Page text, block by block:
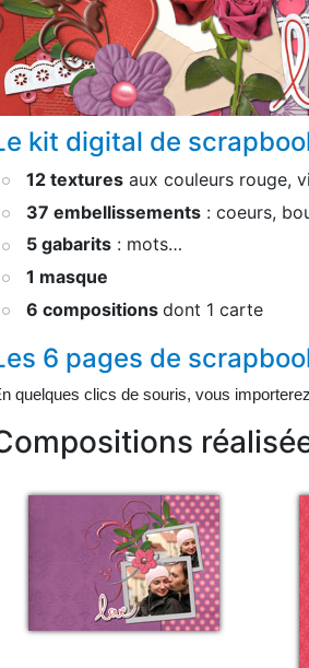
kit digital de
12 textures aux couleurs rouge,
37 embellissements : coeurs,
5 gabarits : mots…
1 masque
6 compositions dont 1 carte
6 pages de
quelques clics de souris, vous